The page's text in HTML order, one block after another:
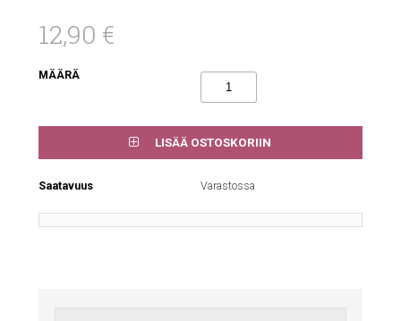
12,90 €
MÄÄRÄ
LISÄÄ OSTOSKORIIN
Saatavuus Varastossa